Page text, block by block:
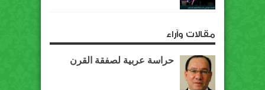
مقالات وآراء
حراسة عربية لصفقة القرن